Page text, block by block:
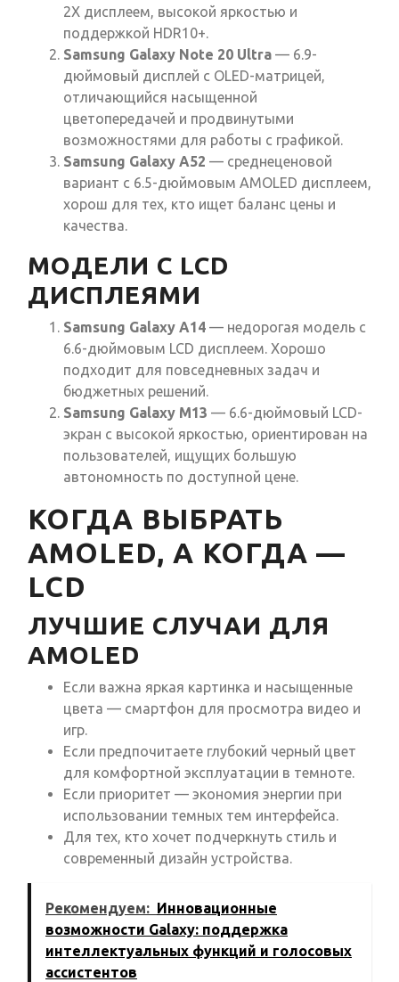
2X дисплеем, высокой яркостью и
поддержкой HDR10+.
Samsung Galaxy Note 20 Ultra — 6.9-
дюймовый дисплей с OLED-матрицей,
отличающийся насыщенной
цветопередачей и продвинутыми
возможностями для работы с графикой.
Samsung Galaxy A52 — среднеценовой
вариант с 6.5-дюймовым AMOLED дисплеем,
хорош для тех, кто ищет баланс цены и
качества.
МОДЕЛИ С LCD
ДИСПЛЕЯМИ
Samsung Galaxy A14 — недорогая модель с
6.6-дюймовым LCD дисплеем. Хорошо
подходит для повседневных задач и
бюджетных решений.
Samsung Galaxy M13 — 6.6-дюймовый LCD-
экран с высокой яркостью, ориентирован на
пользователей, ищущих большую
автономность по доступной цене.
КОГДА ВЫБРАТЬ
AMOLED, А КОГДА —
LCD
ЛУЧШИЕ СЛУЧАИ ДЛЯ
AMOLED
Если важна яркая картинка и насыщенные
цвета — смартфон для просмотра видео и
игр.
Если предпочитаете глубокий черный цвет
для комфортной эксплуатации в темноте.
Если приоритет — экономия энергии при
использовании темных тем интерфейса.
Для тех, кто хочет подчеркнуть стиль и
современный дизайн устройства.
Рекомендуем: Инновационные
возможности Galaxy: поддержка
интеллектуальных функций и голосовых
ассистентов